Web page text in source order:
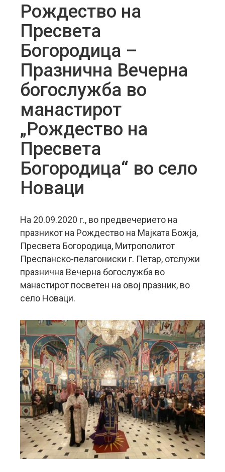
Рождество на
Пресвета
Богородица –
Празнична Вечерна
богослужба во
манастирот
„Рождество на
Пресвета
Богородица“ во село
Новаци
На 20.09.2020 г., во предвечерието на
празникот на Рождество на Мајката Божја,
Пресвета Богородица, Митрополитот
Преспанско-пелагониски г. Петар, отслужи
празнична Вечерна богослужба во
манастирот посветен на овој празник, во
село Новаци.